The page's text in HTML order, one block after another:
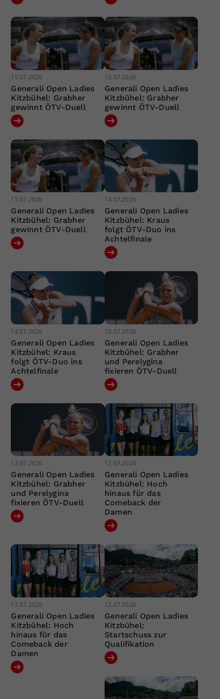
15.07.2026
Generali Open Ladies
Kitzbühel: Grabher
gewinnt ÖTV-Duell
15.07.2026
Generali Open Ladies
Kitzbühel: Grabher
gewinnt ÖTV-Duell
15.07.2026
Generali Open Ladies
Kitzbühel: Grabher
gewinnt ÖTV-Duell
14.07.2026
Generali Open Ladies
Kitzbühel: Kraus
folgt ÖTV-Duo ins
Achtelfinale
14.07.2026
Generali Open Ladies
Kitzbühel: Kraus
folgt ÖTV-Duo ins
Achtelfinale
13.07.2026
Generali Open Ladies
Kitzbühel: Grabher
und Perelygina
fixieren ÖTV-Duell
13.07.2026
Generali Open Ladies
Kitzbühel: Grabher
und Perelygina
fixieren ÖTV-Duell
12.07.2026
Generali Open Ladies
Kitzbühel: Hoch
hinaus für das
Comeback der
Damen
12.07.2026
Generali Open Ladies
Kitzbühel: Hoch
hinaus für das
Comeback der
Damen
12.07.2026
Generali Open Ladies
Kitzbühel:
Startschuss zur
Qualifikation